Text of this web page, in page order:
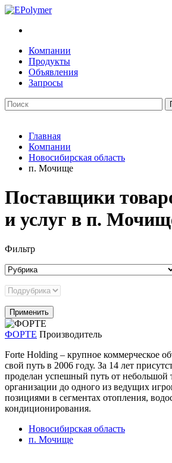
Компании
Продукты
Объявления
Запросы
Главная
Компании
Новосибирская область
п. Мочище
Поставщики
и услуг в п.
Фильтр
ФОРТЕ Производитель
Forte Holding – крупное коммерческое
свой путь в 2006 году. За 14 лет
проделан успешный путь от небольшой
организации до одного из ведущих
позициями в сегментах отопления,
кондиционирования.
Новосибирская область
п. Мочище